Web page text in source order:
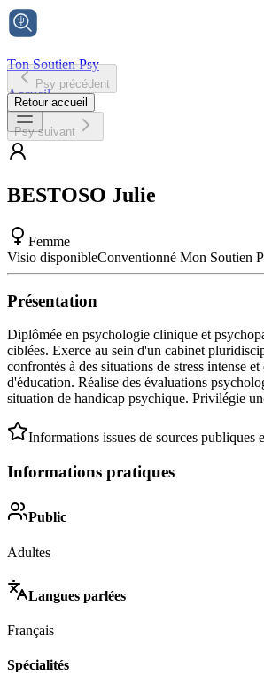
Ton Soutien Psy
Accueil
Psy précédent
Retour accueil
Psy suivant
BESTOSO Julie
Femme
Visio disponibleConventionné Mon Soutien
Présentation
Diplômée en psychologie clinique et
ciblées. Exerce au sein d'un cabinet
confrontés à des situations de stress intense
d'éducation. Réalise des évaluations
situation de handicap psychique. Privilégie
Informations issues de sources publiques
Informations pratiques
Public
Adultes
Langues parlées
Français
Spécialités